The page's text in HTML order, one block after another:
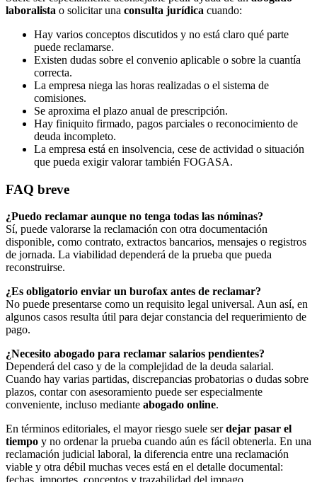
laboralista o solicitar una consulta jurídica cuando:
Hay varios conceptos discutidos y no está claro qué parte
puede reclamarse.
Existen dudas sobre el convenio aplicable o sobre la cuantía
correcta.
La empresa niega las horas realizadas o el sistema de
comisiones.
Se aproxima el plazo anual de prescripción.
Hay finiquito firmado, pagos parciales o reconocimiento de
deuda incompleto.
La empresa está en insolvencia, cese de actividad o situación
que pueda exigir valorar también FOGASA.
FAQ breve
¿Puedo reclamar aunque no tenga todas las nóminas?
Sí, puede valorarse la reclamación con otra documentación
disponible, como contrato, extractos bancarios, mensajes o registros
de jornada. La viabilidad dependerá de la prueba que pueda
reconstruirse.
¿Es obligatorio enviar un burofax antes de reclamar?
No puede presentarse como un requisito legal universal. Aun así, en
algunos casos resulta útil para dejar constancia del requerimiento de
pago.
¿Necesito abogado para reclamar salarios pendientes?
Dependerá del caso y de la complejidad de la deuda salarial.
Cuando hay varias partidas, discrepancias probatorias o dudas sobre
plazos, contar con asesoramiento puede ser especialmente
conveniente, incluso mediante abogado online.
En términos editoriales, el mayor riesgo suele serdejar pasar el
tiempo y no ordenar la prueba cuando aún es fácil obtenerla. En una
reclamación judicial laboral, la diferencia entre una reclamación
viable y otra débil muchas veces está en el detalle documental: